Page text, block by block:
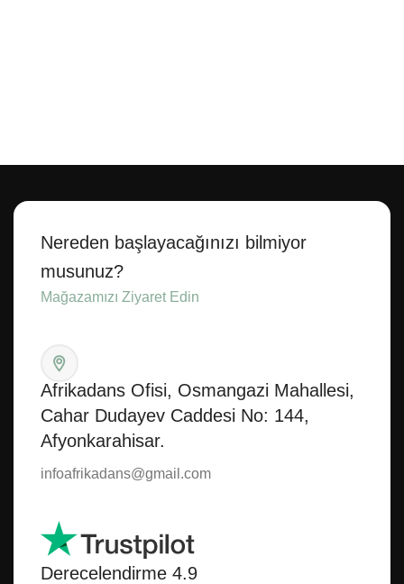
Nereden başlayacağınızı bilmiyor
musunuz?
Mağazamızı Ziyaret Edin
Afrikadans Ofisi, Osmangazi Mahallesi,
Cahar Dudayev Caddesi No: 144,
Afyonkarahisar.
infoafrikadans@gmail.com
Derecelendirme 4.9